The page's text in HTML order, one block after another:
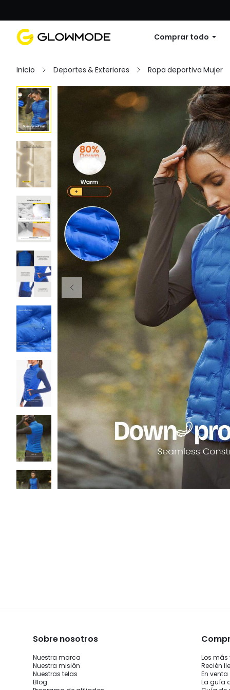
Comprar todo
Inicio Deportes & Exteriores Ropa deportiva Mujer
Sobre nosotros
Nuestra marca
Nuestra misión
Nuestras telas
Blog
Los
Recién
En venta
La guía